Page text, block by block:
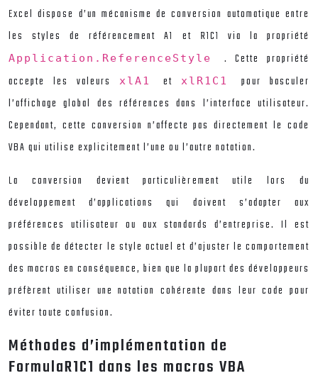
Excel dispose d’un mécanisme de conversion automatique entre
les styles de référencement A1 et R1C1 via la propriété
Application.ReferenceStyle . Cette propriété
accepte les valeurs
xlA1etxlR1C1pour basculer
l’affichage global des références dans l’interface utilisateur.
Cependant, cette conversion n’affecte pas directement le code
VBA qui utilise explicitement l’une ou l’autre notation.
La conversion devient particulièrement utile lors du
développement d’applications qui doivent s’adapter aux
préférences utilisateur ou aux standards d’entreprise. Il est
possible de détecter le style actuel et d’ajuster le comportement
des macros en conséquence, bien que la plupart des développeurs
préfèrent utiliser une notation cohérente dans leur code pour
éviter toute confusion.
Méthodes d’implémentation de
FormulaR1C1 dans les macros VBA